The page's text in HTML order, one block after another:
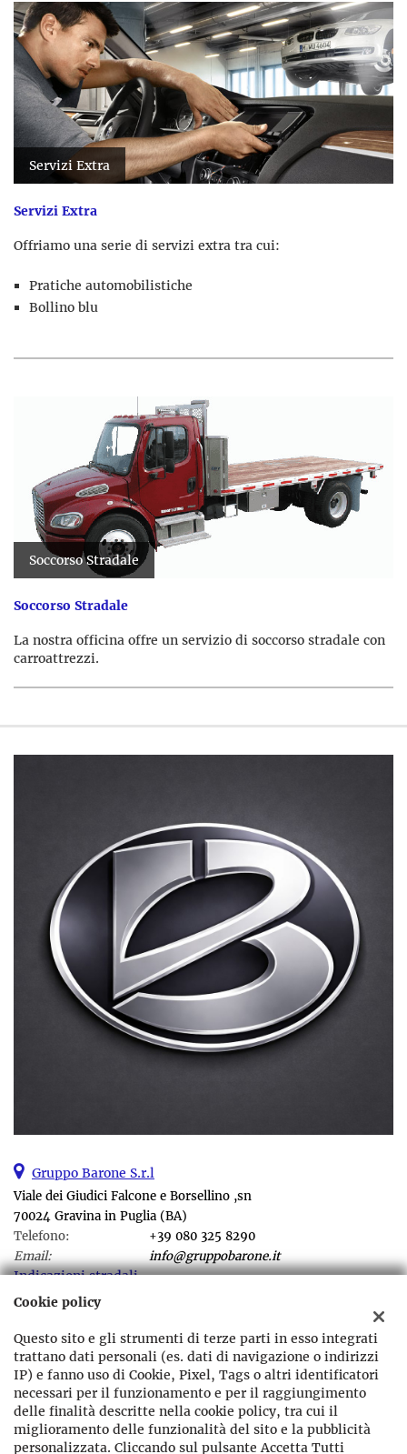
Servizi Extra
Servizi Extra
Offriamo una serie di servizi extra tra cui:
Pratiche automobilistiche
Bollino blu
Soccorso Stradale
Soccorso Stradale
La nostra officina offre un servizio di soccorso stradale con
carroattrezzi.
Gruppo Barone S.r.l
Viale dei Giudici Falcone e Borsellino ,sn
70024 Gravina in Puglia (BA)
Telefono:
+39 080 325 8290
Email:
info@gruppobarone.it
Indicazioni stradali
Dati fiscali:
Gruppo Barone srl
Viale dei Giudici Falcone e Borsellino ,sn Gravina in Puglia (BA)
C.F/P.IVA: 07864400721
Registro delle imprese:BA
Cookie policy
Questo sito e gli strumenti di terze parti in esso integrati
trattano dati personali (es. dati di navigazione o indirizzi
IP) e fanno uso di Cookie, Pixel, Tags o altri identificatori
necessari per il funzionamento e per il raggiungimento
delle finalità descritte nella cookie policy, tra cui il
miglioramento delle funzionalità del sito e la pubblicità
personalizzata. Cliccando sul pulsante Accetta Tutti